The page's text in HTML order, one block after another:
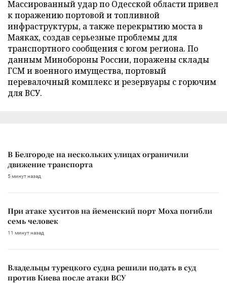
Массированный удар по Одесской области привел
к поражению портовой и топливной
инфраструктуры, а также перекрытию моста в
Маяках, создав серьезные проблемы для
транспортного сообщения с югом региона. По
данным Минобороны России, поражены склады
ГСМ и военного имущества, портовый
перевалочный комплекс и резервуары с горючим
для ВСУ.
В Белгороде на нескольких улицах ограничили
движение транспорта
5 минут назад
При атаке хуситов на йеменский порт Моха погибли
семь человек
11 минут назад
Владельцы турецкого судна решили подать в суд
против Киева после атаки ВСУ